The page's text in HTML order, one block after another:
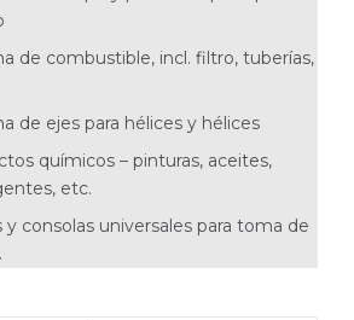
de combustible, incl. filtro, tuberías,
de ejes para hélices y hélices
químicos – pinturas, aceites,
etc.
y consolas universales para toma de